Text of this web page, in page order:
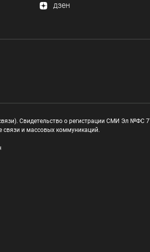
дзен
Свидетельство о регистрации СМИ Эл №ФС
связи и массовых коммуникаций.